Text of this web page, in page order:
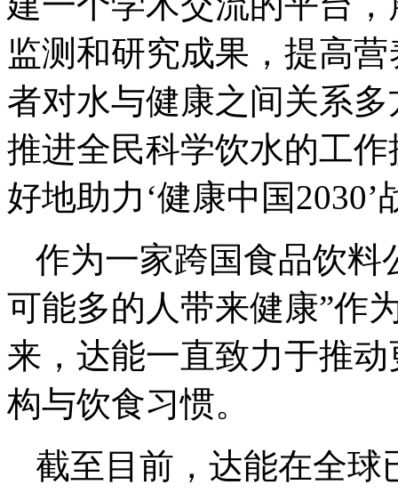
监测和研究成果，提高
者对水与健康之间关系
推进全民科学饮水的工
好地助力‘健康中国2030’
作为一家跨国食品饮料
可能多的人带来健康”作
来，达能一直致力于推
构与饮食习惯。
截至目前，达能在全球